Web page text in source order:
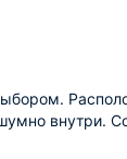
внутри.